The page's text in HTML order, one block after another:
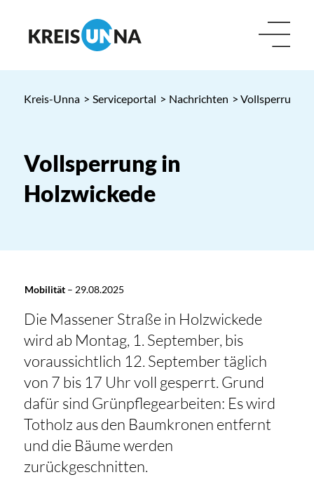
Kreis-Unna > Serviceportal > Nachrichten > Vollsperrung
Vollsperrung in
Holzwickede
Mobilität– 29.08.2025
Die Massener Straße in Holzwickede
wird ab Montag, 1. September, bis
voraussichtlich 12. September täglich
von 7 bis 17 Uhr voll gesperrt. Grund
dafür sind Grünpflegearbeiten: Es wird
Totholz aus den Baumkronen entfernt
und die Bäume werden
zurückgeschnitten.